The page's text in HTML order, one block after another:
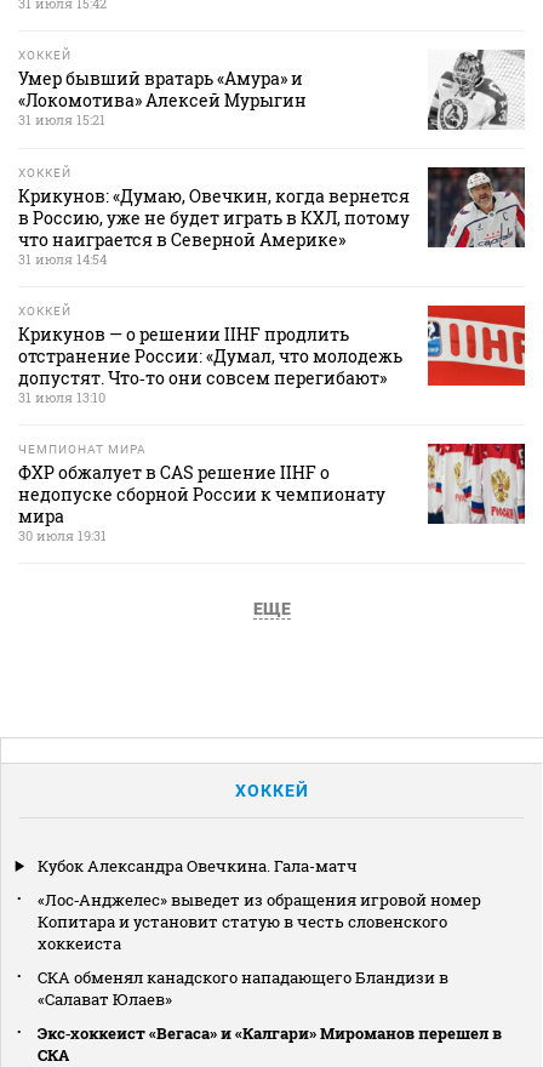
ХОККЕЙ
Умер бывший вратарь «Амура» и
«Локомотива» Алексей Мурыгин
31 июля 15:21
ХОККЕЙ
Крикунов: «Думаю, Овечкин, когда вернется
в Россию, уже не будет играть в КХЛ, потому
что наиграется в Северной Америке»
31 июля 14:54
ХОККЕЙ
Крикунов — о решении IIHF продлить
отстранение России: «Думал, что молодежь
допустят. Что‑то они совсем перегибают»
31 июля 13:10
ЧЕМПИОНАТ МИРА
ФХР обжалует в CAS решение IIHF о
недопуске сборной России к чемпионату
мира
30 июля 19:31
ЕЩЕ
ХОККЕЙ
Кубок Александра Овечкина. Гала-матч
«Лос‑Анджелес» выведет из обращения игровой номер
Копитара и установит статую в честь словенского
хоккеиста
СКА обменял канадского нападающего Бландизи в
«Салават Юлаев»
Экс‑хоккеист «Вегаса» и «Калгари» Мироманов перешел в
СКА